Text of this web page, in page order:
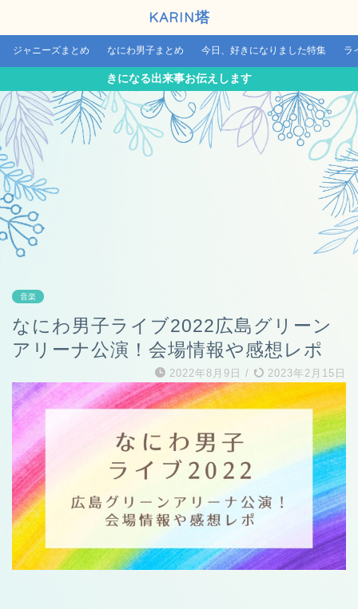
KARIN塔
ジャニーズまとめ なにわ男子まとめ 今日、好きになりました特集 ラ
きになる出来事お伝えします
音楽
なにわ男子ライブ2022広島グリーン
アリーナ公演！会場情報や感想レポ
2022年8月9日 / 2023年2月15日